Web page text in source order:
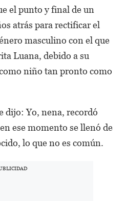
el punto y final de un
atrás para rectificar el
masculino con el que
Luana, debido a su
niño tan pronto como
dijo: Yo, nena, recordó
ese momento se llenó de
lo que no es común.